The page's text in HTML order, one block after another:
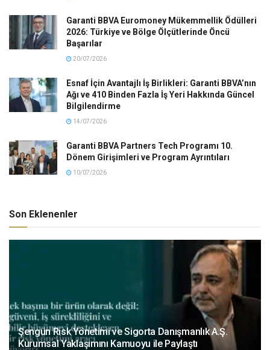
Garanti BBVA Euromoney Mükemmellik Ödülleri
2026: Türkiye ve Bölge Ölçütlerinde Öncü
Başarılar
20/07/2026
Esnaf İçin Avantajlı İş Birlikleri: Garanti BBVA’nın
Ağı ve 410 Binden Fazla İş Yeri Hakkında Güncel
Bilgilendirme
14/07/2026
Garanti BBVA Partners Tech Programı 10.
Dönem Girişimleri ve Program Ayrıntıları
10/07/2026
Son Eklenenler
Şengün Risk Yönetimi ve Sigorta Danışmanlık A.Ş.
Kurumsal Yaklaşımını Kamuoyu ile Paylaştı